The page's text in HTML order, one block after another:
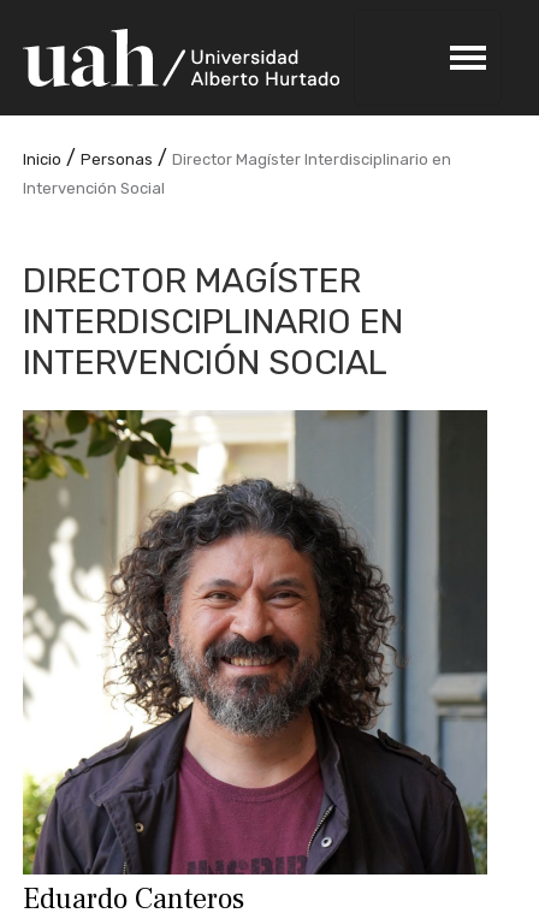
Inicio /Personas /Director Magíster Interdisciplinario en
Intervención Social
DIRECTOR MAGÍSTER
INTERDISCIPLINARIO EN
INTERVENCIÓN SOCIAL
Eduardo Canteros